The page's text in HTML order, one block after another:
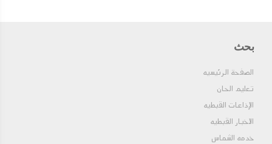
بحث
الصفحة الرئيسيه
تعليم الحان
الإذاعات القبطيه
الاخبار القبطيه
خدمه الشماس